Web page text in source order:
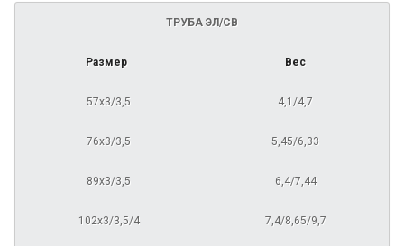
ТРУБА ЭЛ/СВ
Размер Вес
57х3/3,5 4,1/4,7
76х3/3,5 5,45/6,33
89х3/3,5 6,4/7,44
102х3/3,5/4 7,4/8,65/9,7